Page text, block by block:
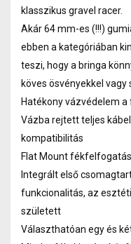
klasszikus gravel racer.
Akár 64 mm-es (!!!)
ebben a kategóriában
teszi, hogy a bringa
köves ösvényekkel vagy
Hatékony vázvédelem
Vázba rejtett teljes
kompatibilitás
Flat Mount fékfelfogatás
Integrált első
funkcionalitás, az
született
Választhatóan egy és